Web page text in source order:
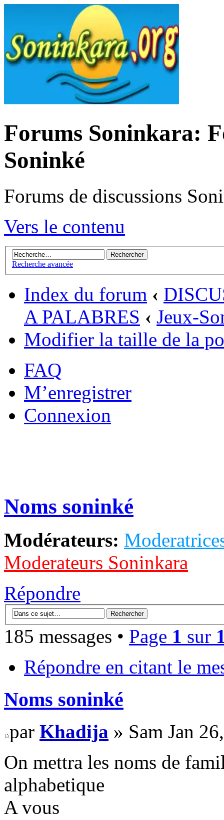
Forums Soninkara:
Soninké
Forums de discussions
Vers le contenu
Recherche avancée
Index du forum ‹
A PALABRES ‹ Jeux-
Modifier la taille de la
FAQ
M’enregistrer
Connexion
Noms soninké
Modérateurs:
Moderateurs Soninkara
Répondre
185 messages • Page 1 sur
Répondre en citant le
Noms soninké
par Khadija » Sam Jan
On mettra les noms de
alphabetique
A vous